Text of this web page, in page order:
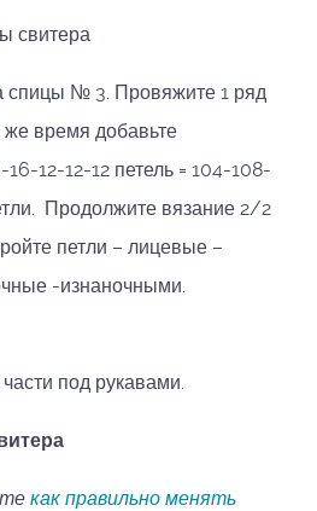
свитера
спицы № 3. Провяжите 1 ряд
время добавьте
12-12-12 петель = 104-108-
Продолжите вязание 2/2
петли – лицевые –
-изнаночными.
под рукавами.
как правильно менять